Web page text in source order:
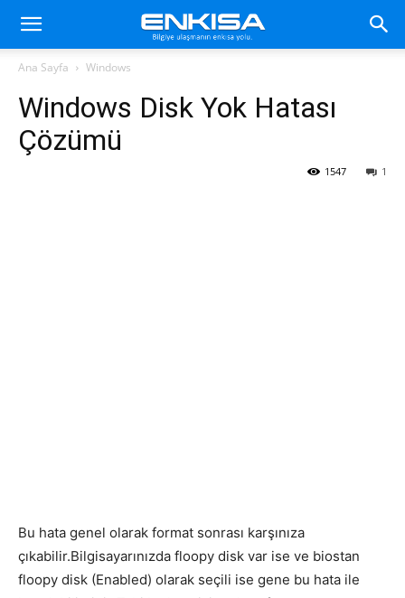
Ana Sayfa Windows
Windows Disk Yok Hatası
Çözümü
1
1547
Bu hata genel olarak format sonrası karşınıza
çıkabilir.Bilgisayarınızda floopy disk var ise ve biostan
floopy disk (Enabled) olarak seçili ise gene bu hata ile